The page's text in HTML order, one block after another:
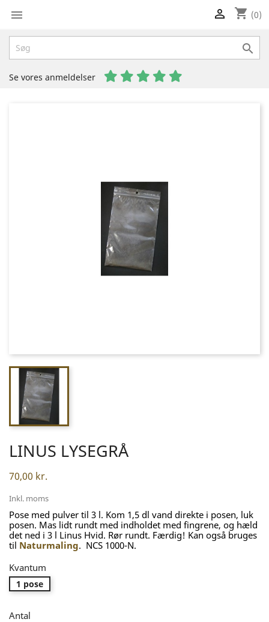
 shopping_cart (0)


Se vores anmeldelser
LINUS LYSEGRÅ
70,00 kr.
Inkl. moms
Pose med pulver til 3 l. Kom 1,5 dl vand direkte i posen, luk
posen. Mas lidt rundt med indholdet med fingrene, og hæld
det ned i 3 l Linus Hvid. Rør rundt. Færdig! Kan også bruges
til Naturmaling. NCS 1000-N.
Kvantum
1 pose
Antal